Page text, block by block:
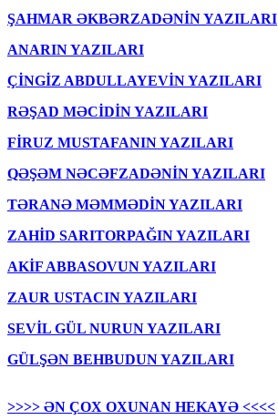
ŞAHMAR ƏKBƏRZADƏNİN YAZILARI
ANARIN YAZILARI
ÇİNGİZ ABDULLAYEVİN YAZILARI
RƏŞAD MƏCİDİN YAZILARI
FİRUZ MUSTAFANIN YAZILARI
QƏŞƏM NƏCƏFZADƏNİN YAZILARI
TƏRANƏ MƏMMƏDİN YAZILARI
ZAHİD SARITORPAĞIN YAZILARI
AKİF ABBASOVUN YAZILARI
ZAUR USTACIN YAZILARI
SEVİL GÜL NURUN YAZILARI
GÜLŞƏN BEHBUDUN YAZILARI
>>>> ƏN ÇOX OXUNAN HEKAYƏ <<<<